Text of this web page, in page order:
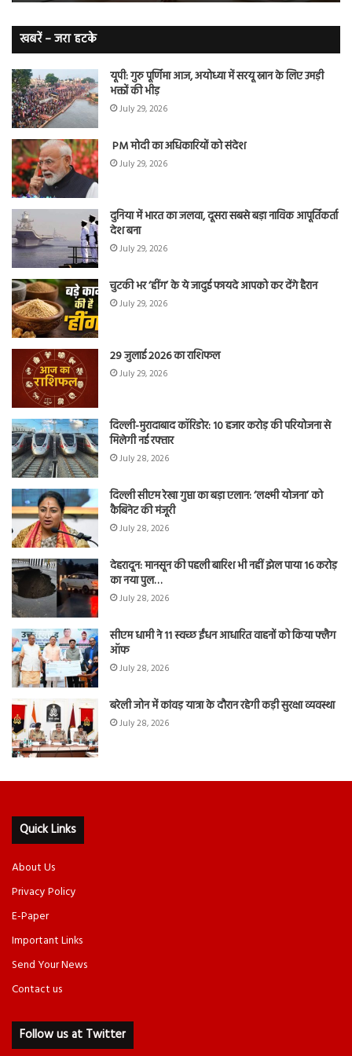
खबरें – जरा हटके
यूपी: गुरु पूर्णिमा आज, अयोध्या में सरयू स्नान के लिए उमड़ी
भक्तों की भीड़
July 29, 2026
PM मोदी का अधिकारियों को संदेश
July 29, 2026
दुनिया में भारत का जलवा, दूसरा सबसे बड़ा नाविक आपूर्तिकर्ता
देश बना
July 29, 2026
चुटकी भर ‘हींग’ के ये जादुई फायदे आपको कर देंगे हैरान
July 29, 2026
29 जुलाई 2026 का राशिफल
July 29, 2026
दिल्ली-मुरादाबाद कॉरिडोर: 10 हजार करोड़ की परियोजना से
मिलेगी नई रफ्तार
July 28, 2026
दिल्ली सीएम रेखा गुप्ता का बड़ा एलान: ‘लक्ष्मी योजना’ को
कैबिनेट की मंजूरी
July 28, 2026
देहरादून: मानसून की पहली बारिश भी नहीं झेल पाया 16 करोड़
का नया पुल…
July 28, 2026
सीएम धामी ने 11 स्वच्छ ईंधन आधारित वाहनों को किया फ्लैग
ऑफ
July 28, 2026
बरेली जोन में कांवड़ यात्रा के दौरान रहेगी कड़ी सुरक्षा व्यवस्था
July 28, 2026
Quick Links
About Us
Privacy Policy
E-Paper
Important Links
Send Your News
Contact us
Follow us at Twitter